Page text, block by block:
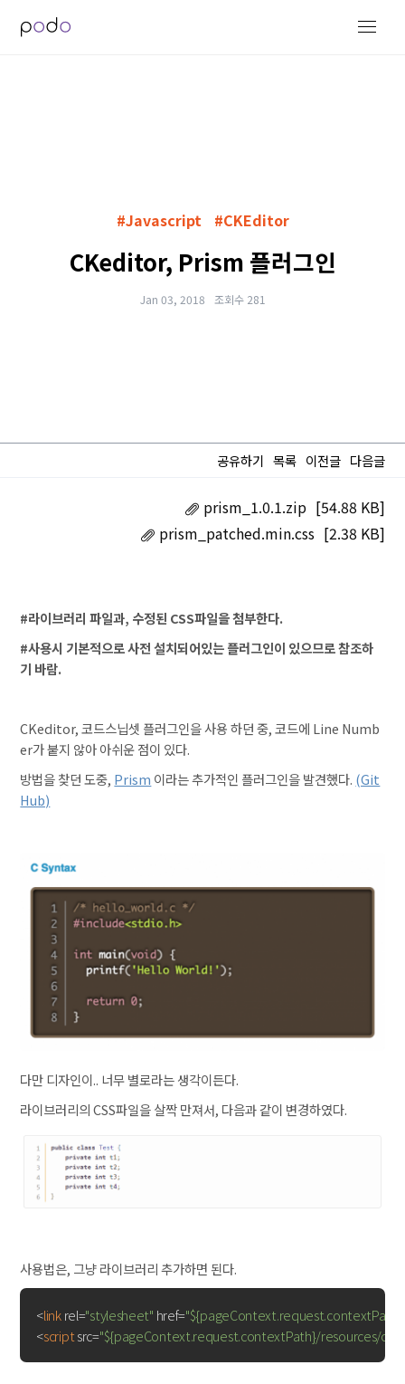
#Javascript #CKEditor
CKeditor, Prism 플러그인
Jan 03, 2018 조회수 281
공유하기 목록 이전글 다음글
prism_1.0.1.zip [54.88 KB]
prism_patched.min.css [2.38 KB]
#라이브러리 파일과, 수정된 CSS파일을 첨부한다.
#사용시 기본적으로 사전 설치되어있는 플러그인이 있으므로 참조하
기 바람.
CKeditor, 코드스닙셋 플러그인을 사용 하던 중, 코드에 Line Numb
er가 붙지 않아 아쉬운 점이 있다.
방법을 찾던 도중, Prism 이라는 추가적인 플러그인을 발견했다. (Git
Hub)
다만 디자인이.. 너무 별로라는 생각이든다.
라이브러리의 CSS파일을 살짝 만져서, 다음과 같이 변경하였다.
사용법은, 그냥 라이브러리 추가하면 된다.
<linkrel="stylesheet" href=
<scriptsrc="${pageContext.request.contextPath}/resources/